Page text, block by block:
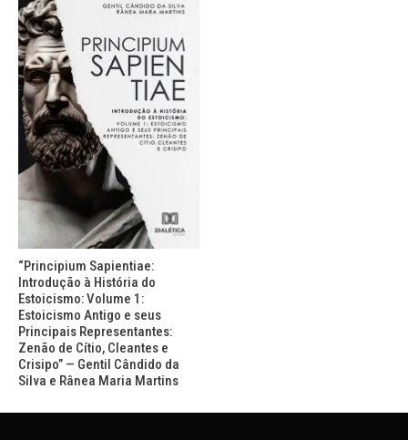
“Principium Sapientiae:
Introdução à História do
Estoicismo: Volume 1:
Estoicismo Antigo e seus
Principais Representantes:
Zenão de Cítio, Cleantes e
Crisipo” — Gentil Cândido da
Silva e Rânea Maria Martins